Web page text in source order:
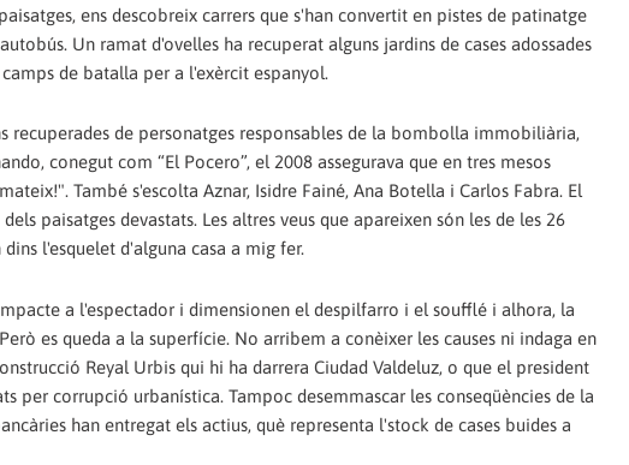
ens descobreix carrers que s'han convertit en pistes de patinatge
Un ramat d'ovelles ha recuperat alguns jardins de cases adossades
de batalla per a l'exèrcit espanyol.
recuperades de personatges responsables de la bombolla immobiliària,
conegut com “El Pocero”, el 2008 assegurava que en tres mesos
També s'escolta Aznar, Isidre Fainé, Ana Botella i Carlos Fabra. El
paisatges devastats. Les altres veus que apareixen són les de les 26
l'esquelet d'alguna casa a mig fer.
a l'espectador i dimensionen el despilfarro i el soufflé i alhora, la
es queda a la superfície. No arribem a conèixer les causes ni indaga en
Reyal Urbis qui hi ha darrera Ciudad Valdeluz, o que el president
per corrupció urbanística. Tampoc desemmascar les conseqüències de la
han entregat els actius, què representa l'stock de cases buides a